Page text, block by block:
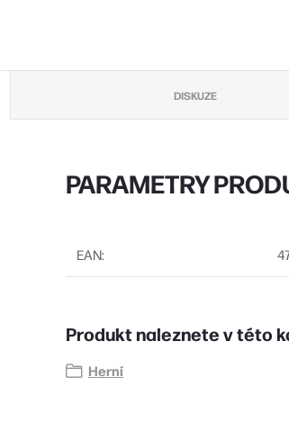
DISKUZE
PARAMETRY
EAN:
Produkt naleznete v této
Herní